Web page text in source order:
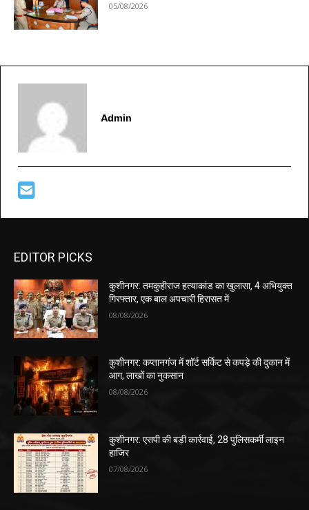
05/08/2026
Admin
EDITOR PICKS
कुशीनगर: तमकुहीराज हत्याकांड का खुलासा, 4 अभियुक्त
गिरफ्तार, एक बाल अपचारी हिरासत में
08/08/2026
कुशीनगर: कप्तानगंज में शॉर्ट सर्किट से कपड़े की दुकान में
आग, लाखों का नुकसान
08/08/2026
कुशीनगर: एसपी की बड़ी कार्रवाई, 28 पुलिसकर्मी लाइन
हाजिर
07/08/2026